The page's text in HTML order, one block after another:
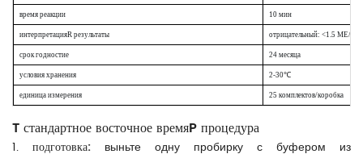
время реакции 10 мин
интерпретацияR результаты отрицательный: <1.5 МЕ/мл
срок годностиe 24 месяца
условия хранения 2-30℃
единица измерения 25 комплектов/коробка
Tстандартное восточное времяPпроцедура
1.подготовка:выньте одну пробирку с буфером из